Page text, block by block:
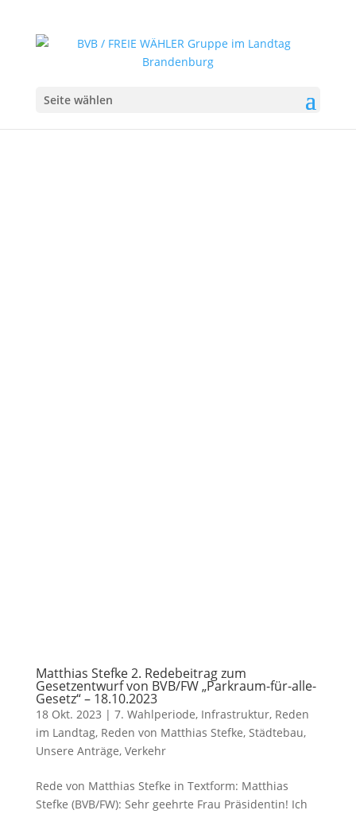
Seite wählen
Matthias Stefke 2. Redebeitrag zum
Gesetzentwurf von BVB/FW „Parkraum-für-alle-
Gesetz“ – 18.10.2023
18 Okt. 2023 | 7. Wahlperiode, Infrastruktur, Reden
im Landtag, Reden von Matthias Stefke, Städtebau,
Unsere Anträge, Verkehr
Rede von Matthias Stefke in Textform: Matthias
Stefke (BVB/FW): Sehr geehrte Frau Präsidentin! Ich